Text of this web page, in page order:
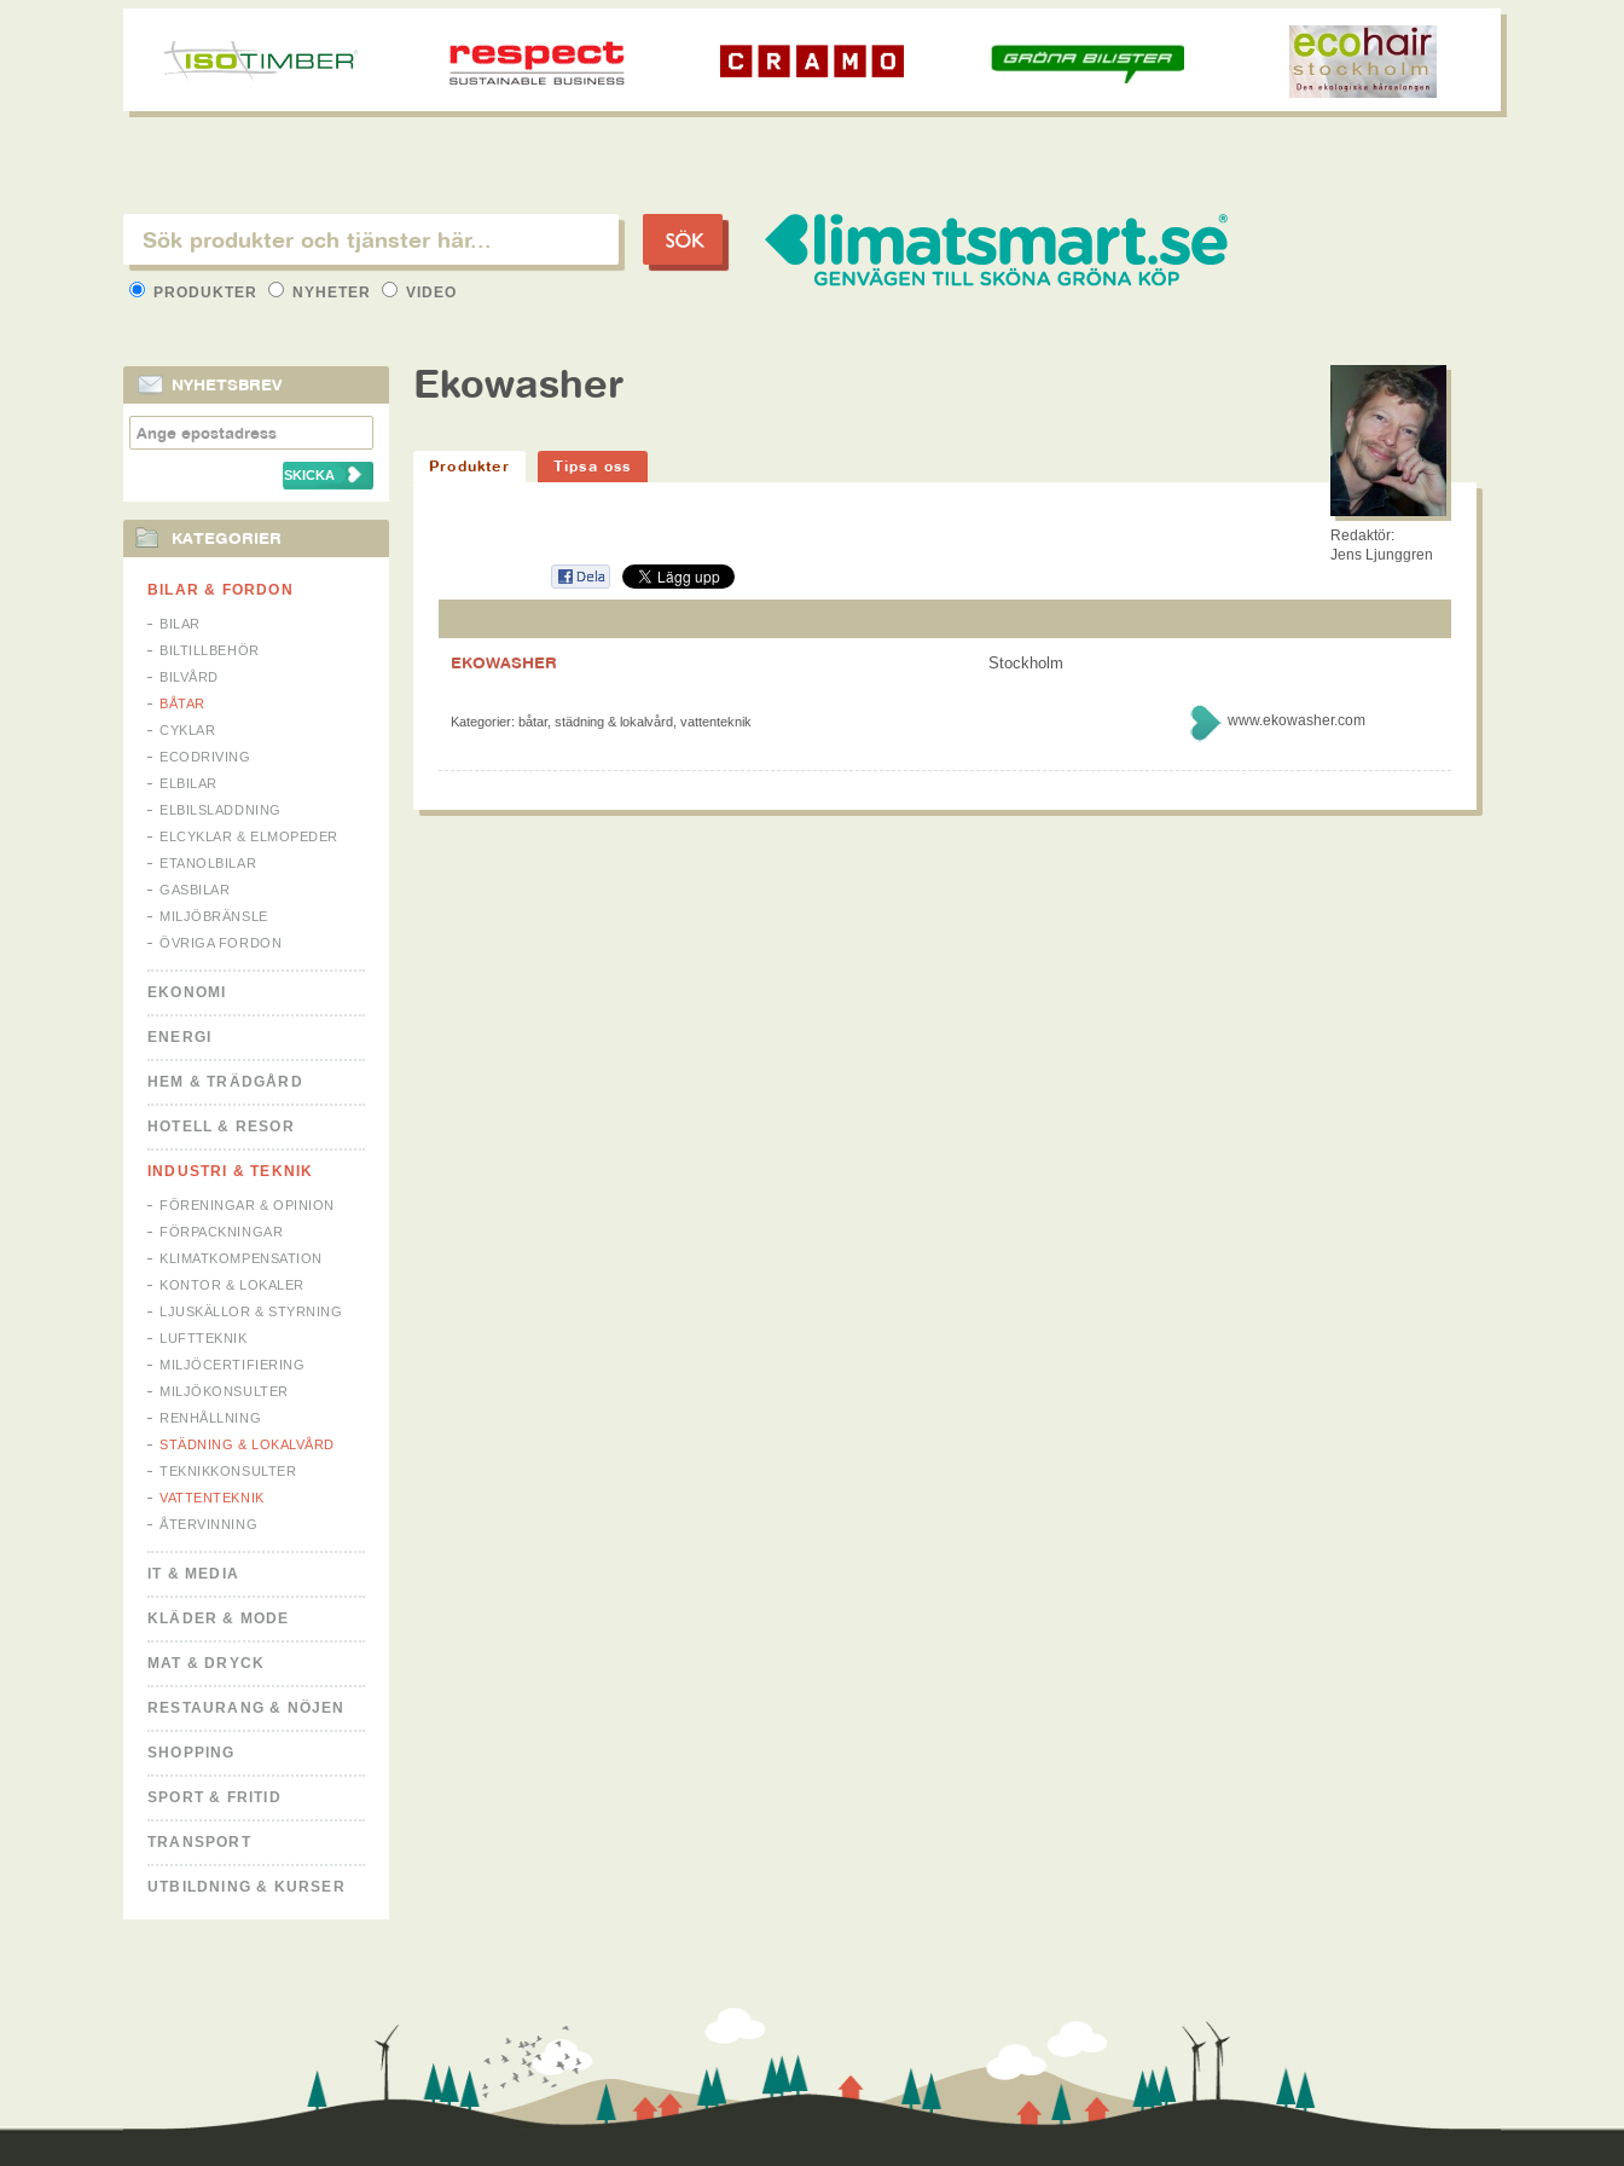
PRODUKTER NYHETER VIDEO
NYHETSBREV
KATEGORIER
BILAR & FORDON
BILAR
BILTILLBEHÖR
BILVÅRD
BÅTAR
CYKLAR
ECODRIVING
ELBILAR
ELBILSLADDNING
ELCYKLAR & ELMOPEDER
ETANOLBILAR
GASBILAR
MILJÖBRÄNSLE
ÖVRIGA FORDON
EKONOMI
ENERGI
HEM & TRÄDGÅRD
HOTELL & RESOR
INDUSTRI & TEKNIK
FÖRENINGAR & OPINION
FÖRPACKNINGAR
KLIMATKOMPENSATION
KONTOR & LOKALER
LJUSKÄLLOR & STYRNING
LUFTTEKNIK
MILJÖCERTIFIERING
MILJÖKONSULTER
RENHÅLLNING
STÄDNING & LOKALVÅRD
TEKNIKKONSULTER
VATTENTEKNIK
ÅTERVINNING
IT & MEDIA
KLÄDER & MODE
MAT & DRYCK
RESTAURANG & NÖJEN
SHOPPING
SPORT & FRITID
TRANSPORT
UTBILDNING & KURSER
Ekowasher
Produkter Tipsa oss
Redaktör:
Jens Ljunggren
EKOWASHER Stockholm
www.ekowasher.com
Kategorier: båtar, städning & lokalvård vattenteknik